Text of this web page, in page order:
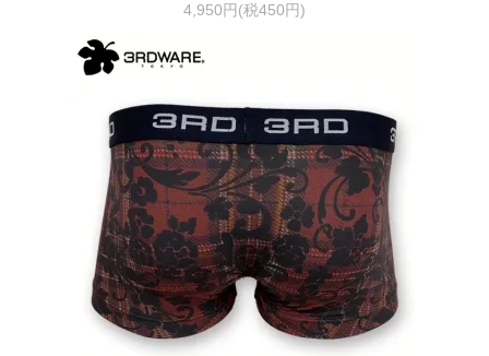
4,950円(税450円)